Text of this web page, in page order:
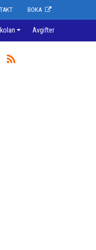
BOKA
Avgifter